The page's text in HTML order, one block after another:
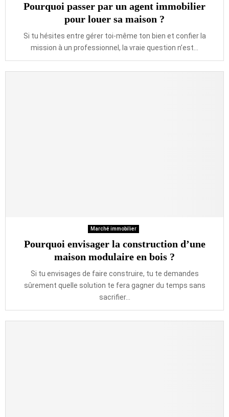
Pourquoi passer par un agent immobilier
pour louer sa maison ?
Si tu hésites entre gérer toi-même ton bien et confier la
mission à un professionnel, la vraie question n’est...
Marché immobilier
Pourquoi envisager la construction d’une
maison modulaire en bois ?
Si tu envisages de faire construire, tu te demandes
sûrement quelle solution te fera gagner du temps sans
sacrifier...